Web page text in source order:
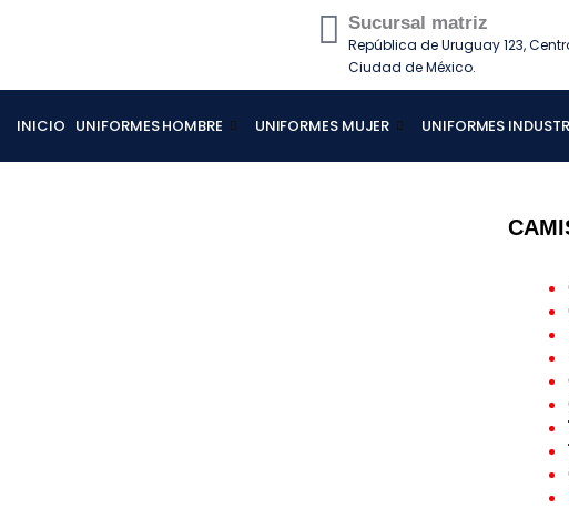
Sucursal matriz
República de Uruguay 123,
Ciudad de México.
INICIO UNIFORMES HOMBRE UNIFORMES MUJER UNIFORMES